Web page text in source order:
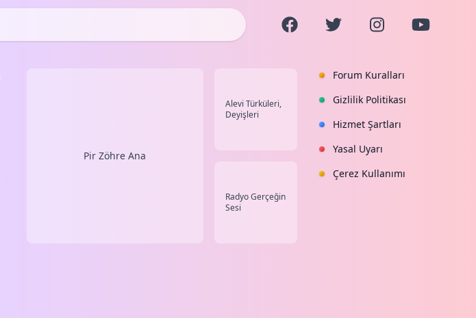
Pir Zöhre Ana
Alevi Türküleri,
Deyişleri
Radyo Gerçeğin
Sesi
Forum Kuralları
Gizlilik Politikası
Hizmet Şartları
Yasal Uyarı
Çerez Kullanımı